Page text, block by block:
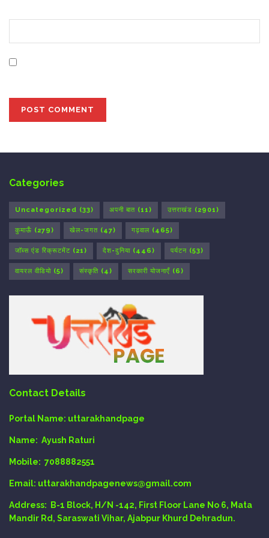
Categories
Uncategorized (33) अपनी बात (11) उत्तराखंड (2901)
कुमाऊँ (279) खेल-जगत (47) गढ़वाल (465)
जॉब्स एंड रिक्रूटमेंट (21) देश-दुनिया (446) पर्यटन (53)
वायरल वीडियो (5) संस्कृति (4) सरकारी योजनाएँ (6)
Contact Details
Portal Name: uttarakhandpage
Name: Ayush Raturi
Mobile: 7088882551
Email: uttarakhandpagenews@gmail.com
Address:
B-1 Block, H/N -142, First Floor Lane No 6, Mata
Mandir Rd, Saraswati Vihar, Ajabpur Khurd Dehradun.